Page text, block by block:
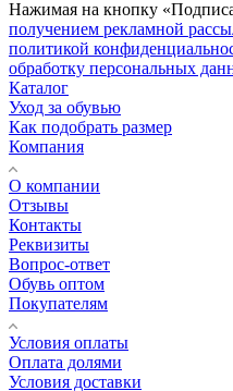
Нажимая на кнопку
получением рекламной
политикой
обработку персональных
Каталог
Уход за обувью
Как подобрать размер
Компания
О компании
Отзывы
Контакты
Реквизиты
Вопрос-ответ
Обувь оптом
Покупателям
Условия оплаты
Оплата долями
Условия доставки